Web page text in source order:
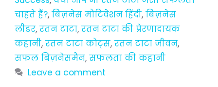
चाहते हैं?, बिज़नेस मोटिवेशन हिंदी, बिज़नेस
लीडर, रतन टाटा, रतन टाटा की प्रेरणादायक
कहानी, रतन टाटा कोट्स, रतन टाटा जीवन,
सफल बिज़नेसमैन, सफलता की कहानी
Leave a comment